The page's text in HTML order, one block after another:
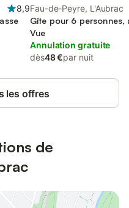
8,9Fau-de-Peyre, L'Aubrac
Gîte pour 6 personnes,
Vue
Annulation gratuite
dès48 €par nuit
les offres
de